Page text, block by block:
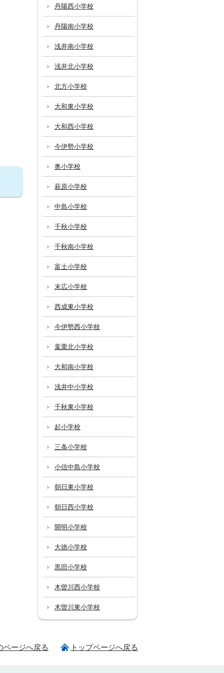
丹陽西小学校
丹陽南小学校
浅井南小学校
浅井北小学校
北方小学校
大和東小学校
大和西小学校
今伊勢小学校
奥小学校
萩原小学校
中島小学校
千秋小学校
千秋南小学校
富士小学校
末広小学校
西成東小学校
今伊勢西小学校
葉栗北小学校
大和南小学校
浅井中小学校
千秋東小学校
起小学校
三条小学校
小信中島小学校
朝日東小学校
朝日西小学校
開明小学校
大徳小学校
黒田小学校
木曽川西小学校
木曽川東小学校
ページへ戻る トップページへ戻る